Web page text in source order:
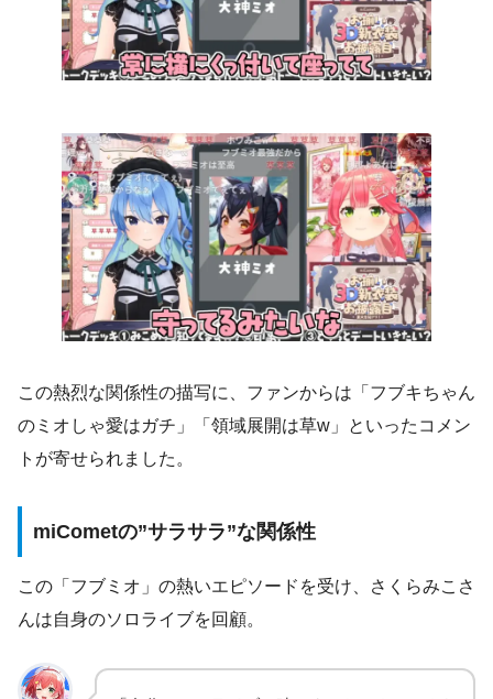
この熱烈な関係性の描写に、ファンからは「フブキちゃん
のミオしゃ愛はガチ」「領域展開は草w」といったコメン
トが寄せられました。
miCometの”サラサラ”な関係性
この「フブミオ」の熱いエピソードを受け、さくらみこさ
んは自身のソロライブを回顧。